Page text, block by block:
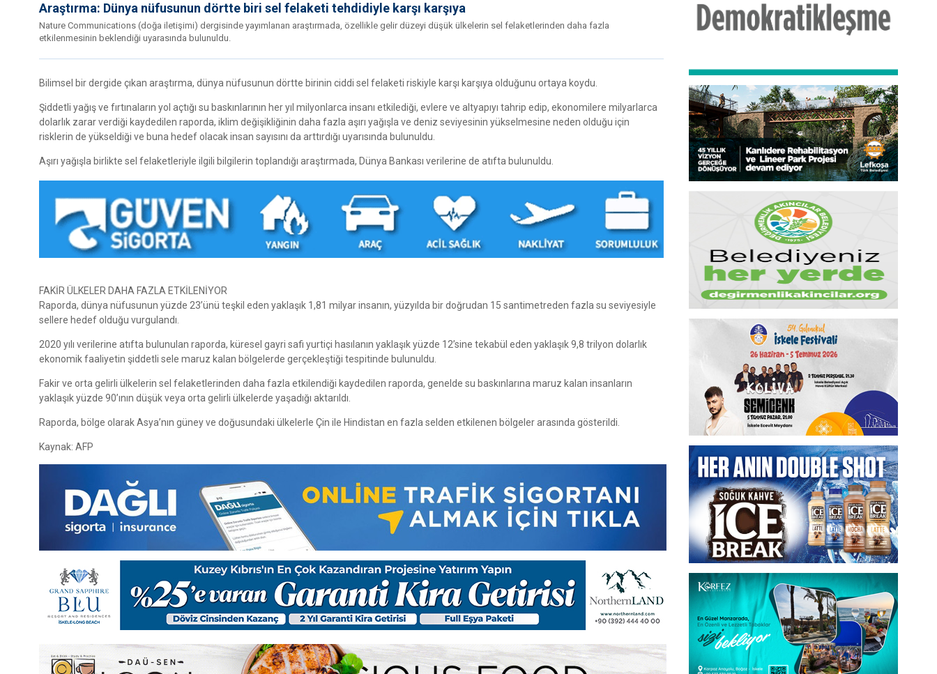
Araştırma: Dünya nüfusunun dörtte biri sel felaketi tehdidiyle karşı karşıya
Nature Communications (doğa iletişimi) dergisinde yayımlanan araştırmada, özellikle gelir düzeyi düşük ülkelerin sel felaketlerinden daha fazla
etkilenmesinin beklendiği uyarasında bulunuldu.
Bilimsel bir dergide çıkan araştırma, dünya nüfusunun dörtte birinin ciddi sel felaketi riskiyle karşı karşıya olduğunu ortaya koydu.
Şiddetli yağış ve fırtınaların yol açtığı su baskınlarının her yıl milyonlarca insanı etkilediği, evlere ve altyapıyı tahrip edip, ekonomilere milyarlarca
dolarlık zarar verdiği kaydedilen raporda, iklim değişikliğinin daha fazla aşırı yağışla ve deniz seviyesinin yükselmesine neden olduğu için
risklerin de yükseldiği ve buna hedef olacak insan sayısını da arttırdığı uyarısında bulunuldu.
Aşırı yağışla birlikte sel felaketleriyle ilgili bilgilerin toplandığı araştırmada, Dünya Bankası verilerine de atıfta bulunuldu.
FAKİR ÜLKELER DAHA FAZLA ETKİLENİYOR
Raporda, dünya nüfusunun yüzde 23’ünü teşkil eden yaklaşık 1,81 milyar insanın, yüzyılda bir doğrudan 15 santimetreden fazla su seviyesiyle
sellere hedef olduğu vurgulandı.
2020 yılı verilerine atıfta bulunulan raporda, küresel gayri safi yurtiçi hasılanın yaklaşık yüzde 12’sine tekabül eden yaklaşık 9,8 trilyon dolarlık
ekonomik faaliyetin şiddetli sele maruz kalan bölgelerde gerçekleştiği tespitinde bulunuldu.
Fakir ve orta gelirli ülkelerin sel felaketlerinden daha fazla etkilendiği kaydedilen raporda, genelde su baskınlarına maruz kalan insanların
yaklaşık yüzde 90’ının düşük veya orta gelirli ülkelerde yaşadığı aktarıldı.
Raporda, bölge olarak Asya’nın güney ve doğusundaki ülkelerle Çin ile Hindistan en fazla selden etkilenen bölgeler arasında gösterildi.
Kaynak: AFP